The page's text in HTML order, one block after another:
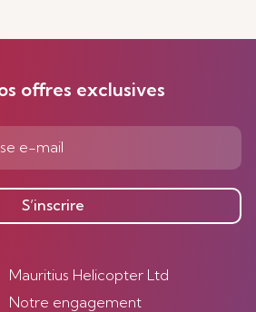
offres exclusives
S’inscrire
Mauritius Helicopter Ltd
Notre engagement